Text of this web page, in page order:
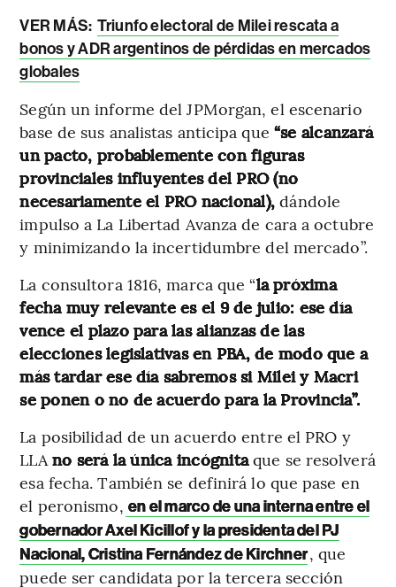
VER MÁS: Triunfo electoral de Milei rescata a
bonos y ADR argentinos de pérdidas en mercados
globales
Según un informe del JPMorgan, el escenario
base de sus analistas anticipa que “se alcanzará
un pacto, probablemente con figuras
provinciales influyentes del PRO (no
necesariamente el PRO nacional),dándole
impulso a La Libertad Avanza de cara a octubre
y minimizando la incertidumbre del mercado”.
La consultora 1816, marca que “la próxima
fecha muy relevante es el 9 de julio: ese día
vence el plazo para las alianzas de las
elecciones legislativas en PBA, de modo que a
más tardar ese día sabremos si Milei y Macri
se ponen o no de acuerdo para la Provincia”.
La posibilidad de un acuerdo entre el PRO y
LLA no será la única incógnitaque se resolverá
esa fecha. También se definirá lo que pase en
el peronismo, en el marco de una interna entre el
gobernador Axel Kicillof y la presidenta del PJ
Nacional, Cristina Fernández de Kirchner, que
puede ser candidata por la tercera sección